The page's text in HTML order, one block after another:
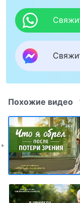
Похожие видео